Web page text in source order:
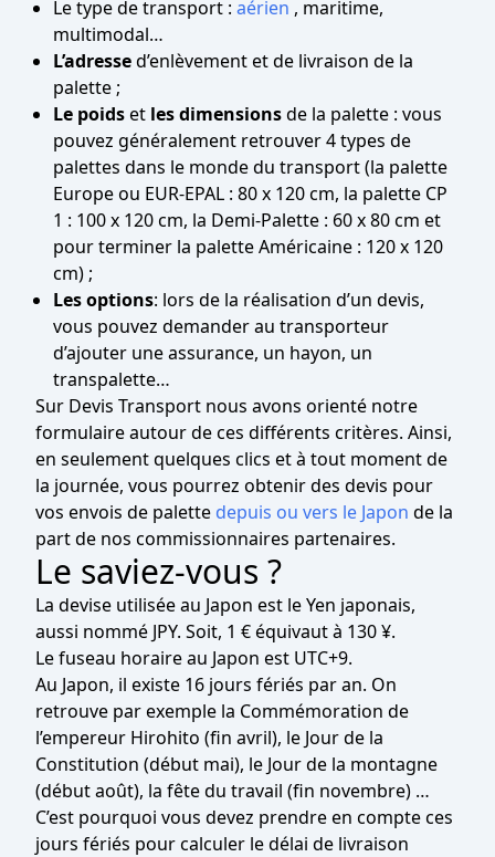
Le type de transport : aérien , maritime,
multimodal…
L’adressed’enlèvement et de livraison de la
palette ;
Le poidset les dimensionsde la palette : vous
pouvez généralement retrouver 4 types de
palettes dans le monde du transport (la palette
Europe ou EUR-EPAL : 80 x 120 cm, la palette CP
1 : 100 x 120 cm, la Demi-Palette : 60 x 80 cm et
pour terminer la palette Américaine : 120 x 120
cm) ;
Les options: lors de la réalisation d’un devis,
vous pouvez demander au transporteur
d’ajouter une assurance, un hayon, un
transpalette…
Sur Devis Transport nous avons orienté notre
formulaire autour de ces différents critères. Ainsi,
en seulement quelques clics et à tout moment de
la journée, vous pourrez obtenir des devis pour
vos envois de palette depuis ou vers le Japon de la
part de nos commissionnaires partenaires.
Le saviez-vous ?
La devise utilisée au Japon est le Yen japonais,
aussi nommé JPY. Soit, 1 € équivaut à 130 ¥.
Le fuseau horaire au Japon est UTC+9.
Au Japon, il existe 16 jours fériés par an. On
retrouve par exemple la Commémoration de
l’empereur Hirohito (fin avril), le Jour de la
Constitution (début mai), le Jour de la montagne
(début août), la fête du travail (fin novembre) …
C’est pourquoi vous devez prendre en compte ces
jours fériés pour calculer le délai de livraison